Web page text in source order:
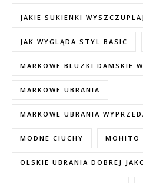
JAKIE SUKIENKI
JAK WYGLĄDA STYL BASIC
MARKOWE BLUZKI DAMSKIE
MARKOWE UBRANIA
MARKOWE UBRANIA
MODNE CIUCHY MOHITO
OLSKIE UBRANIA DOBREJ